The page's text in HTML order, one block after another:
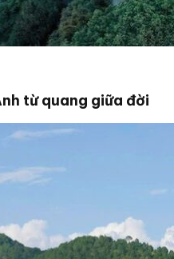
từ quang giữa đời